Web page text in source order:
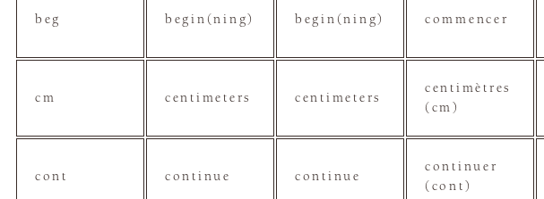
beg begin(ning) begin(ning) commencer
cm centimeters centimeters
centimètres
(cm)
cont continue continue
continuer
(cont)